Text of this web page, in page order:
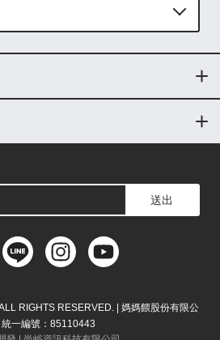
送出
RIGHTS RESERVED. | 媽媽餵股份有限公
一編號：85110443